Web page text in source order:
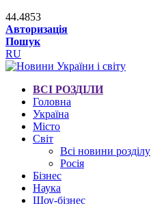
44.4853
Авторизація
Пошук
RU
ВСІ РОЗДІЛИ
Головна
Україна
Місто
Світ
Всі новини розділу
Росія
Бізнес
Наука
Шоу-бізнес